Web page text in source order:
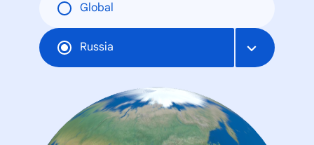
Global
Russia